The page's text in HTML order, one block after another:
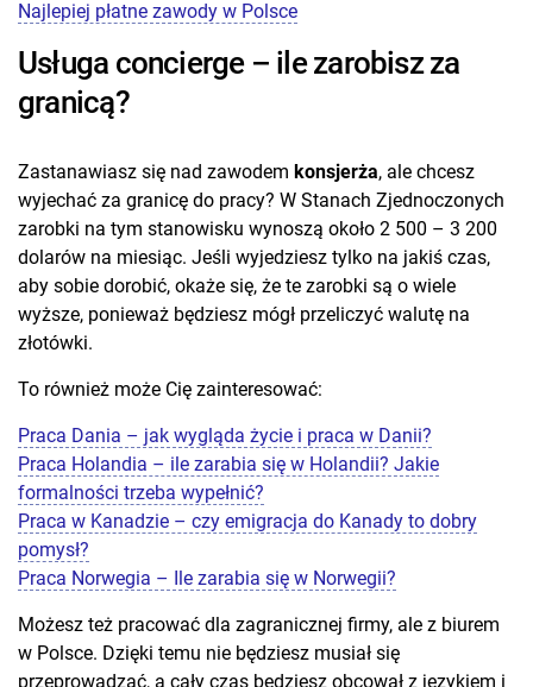
Najlepiej płatne zawody w Polsce
Usługa concierge – ile zarobisz za
granicą?
Zastanawiasz się nad zawodem konsjerża, ale chcesz
wyjechać za granicę do pracy? W Stanach Zjednoczonych
zarobki na tym stanowisku wynoszą około 2 500 – 3 200
dolarów na miesiąc. Jeśli wyjedziesz tylko na jakiś czas,
aby sobie dorobić, okaże się, że te zarobki są o wiele
wyższe, ponieważ będziesz mógł przeliczyć walutę na
złotówki.
To również może Cię zainteresować:
Praca Dania – jak wygląda życie i praca w Danii?
Praca Holandia – ile zarabia się w Holandii? Jakie
formalności trzeba wypełnić?
Praca w Kanadzie – czy emigracja do Kanady to dobry
pomysł?
Praca Norwegia – Ile zarabia się w Norwegii?
Możesz też pracować dla zagranicznej firmy, ale z biurem
w Polsce. Dzięki temu nie będziesz musiał się
przeprowadzać, a cały czas będziesz obcował z językiem i